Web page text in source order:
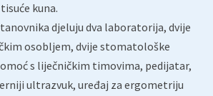
kuna.
djeluju dva laboratorija, dvije
osobljem, dvije stomatološke
s liječničkim timovima, pedijatar,
ultrazvuk, uređaj za ergometriju